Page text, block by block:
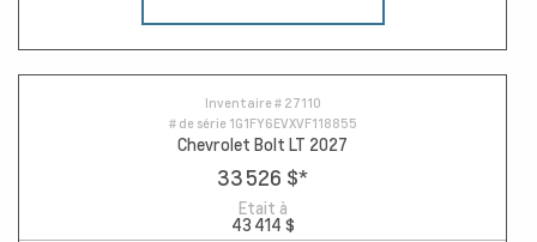
Inventaire # 27110
# de série 1G1FY6EVXVF118855
Chevrolet Bolt LT 2027
33 526 $*
Etait à
43 414 $